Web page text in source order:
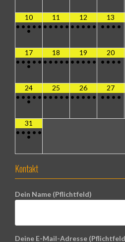
10
• • • • •
•
11
• • • • •
12
• • • • •
13
• • • •
17
• • • • •
•
18
• • • • •
19
• • • • •
20
• • • •
24
• • • • •
•
25
• • • • •
26
• • • • •
27
• • • •
31
• • • • •
•
Kontakt
Dein Name (Pflichtfeld)
Deine E-Mail-Adresse